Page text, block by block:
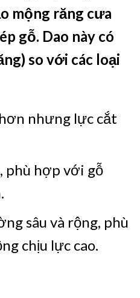
mộng răng cưa
gỗ. Dao này có
so với các loại
nhưng lực cắt
phù hợp với gỗ
sâu và rộng, phù
chịu lực cao.